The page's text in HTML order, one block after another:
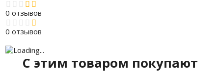
0 отзывов
0 отзывов
C этим товаром покупают